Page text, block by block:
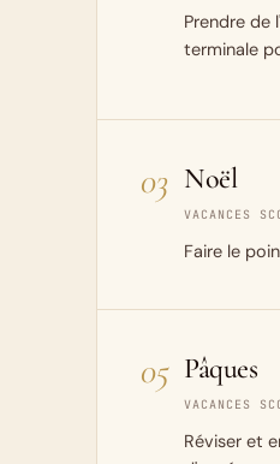
Prendre de
terminale
03 Noël
VACANCES
Faire le
05 Pâques
VACANCES
Réviser et